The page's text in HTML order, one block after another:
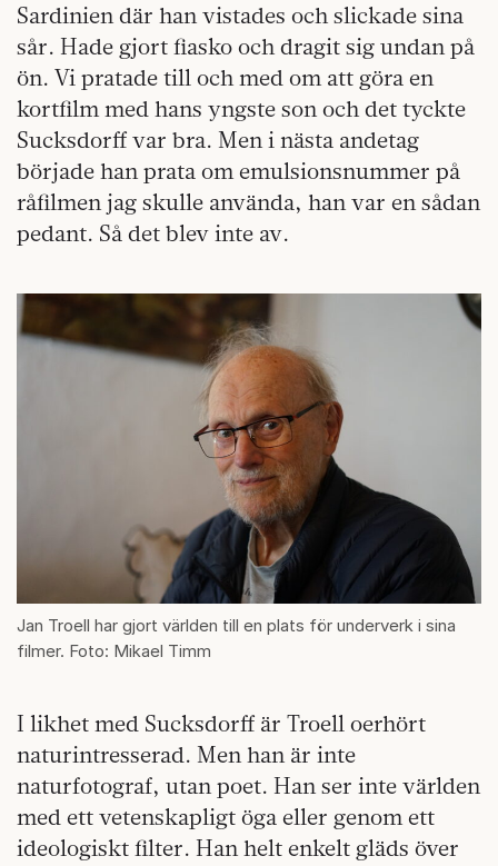
Sardinien där han vistades och slickade sina
sår. Hade gjort fiasko och dragit sig undan på
ön. Vi pratade till och med om att göra en
kortfilm med hans yngste son och det tyckte
Sucksdorff var bra. Men i nästa andetag
började han prata om emulsionsnummer på
råfilmen jag skulle använda, han var en sådan
pedant. Så det blev inte av.
Jan Troell har gjort världen till en plats för underverk i sina
filmer. Foto: Mikael Timm
I likhet med Sucksdorff är Troell oerhört
naturintresserad. Men han är inte
naturfotograf, utan poet. Han ser inte världen
med ett vetenskapligt öga eller genom ett
ideologiskt filter. Han helt enkelt gläds över